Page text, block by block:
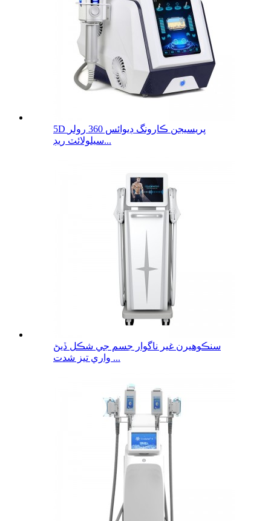
5D پريسيجن ڪارونگ ڊيوائس 360 رولر
سيلولائٽ ريڊ...
سنڪوهيرن غير ناگوار جسم جي شڪل ڏيڻ
واري تيز شدت ...